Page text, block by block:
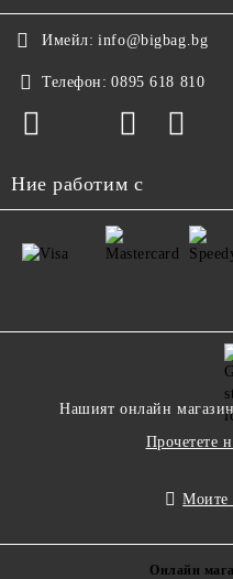
Имейл: info@bigbag.bg
Телефон: 0895 618 810
Ние работим с
Нашият онлайн
Прочетете
Моите
Онлайн